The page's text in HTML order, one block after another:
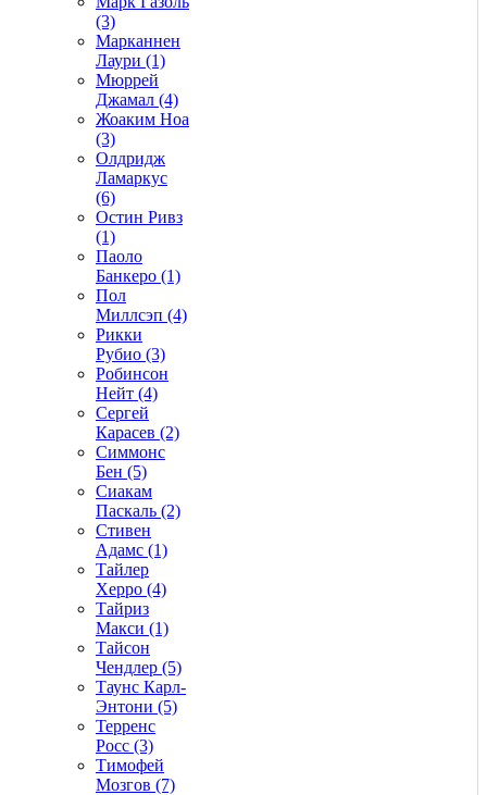
(3)
Марканнен
Лаури (1)
Мюррей
Джамал (4)
Жоаким Ноа
(3)
Олдридж
Ламаркус
(6)
Остин Ривз
(1)
Паоло
Банкеро (1)
Пол
Миллсэп (4)
Рикки
Рубио (3)
Робинсон
Нейт (4)
Сергей
Карасев (2)
Симмонс
Бен (5)
Сиакам
Паскаль (2)
Стивен
Адамс (1)
Тайлер
Херро (4)
Тайриз
Макси (1)
Тайсон
Чендлер (5)
Таунс Карл-
Энтони (5)
Терренс
Росс (3)
Тимофей
Мозгов (7)